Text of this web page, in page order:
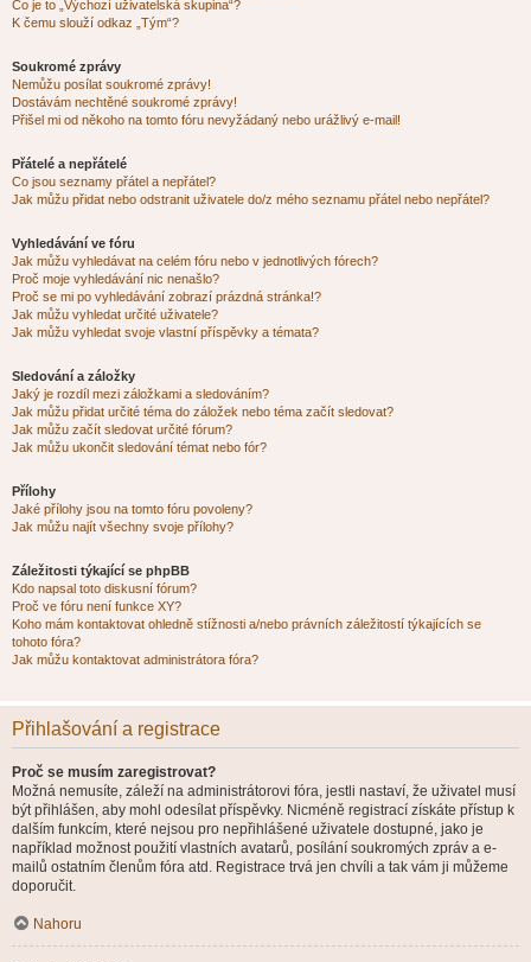
Co je to „Výchozí uživatelská skupina“?
K čemu slouží odkaz „Tým“?
Soukromé zprávy
Nemůžu posílat soukromé zprávy!
Dostávám nechtěné soukromé zprávy!
Přišel mi od někoho na tomto fóru nevyžádaný nebo urážlivý e-mail!
Přátelé a nepřátelé
Co jsou seznamy přátel a nepřátel?
Jak můžu přidat nebo odstranit uživatele do/z mého seznamu přátel nebo nepřátel?
Vyhledávání ve fóru
Jak můžu vyhledávat na celém fóru nebo v jednotlivých fórech?
Proč moje vyhledávání nic nenašlo?
Proč se mi po vyhledávání zobrazí prázdná stránka!?
Jak můžu vyhledat určité uživatele?
Jak můžu vyhledat svoje vlastní příspěvky a témata?
Sledování a záložky
Jaký je rozdíl mezi záložkami a sledováním?
Jak můžu přidat určité téma do záložek nebo téma začít sledovat?
Jak můžu začít sledovat určité fórum?
Jak můžu ukončit sledování témat nebo fór?
Přílohy
Jaké přílohy jsou na tomto fóru povoleny?
Jak můžu najít všechny svoje přílohy?
Záležitosti týkající se phpBB
Kdo napsal toto diskusní fórum?
Proč ve fóru není funkce XY?
Koho mám kontaktovat ohledně stížnosti a/nebo právních záležitostí týkajících se
tohoto fóra?
Jak můžu kontaktovat administrátora fóra?
Přihlašování a registrace
Proč se musím zaregistrovat?
Možná nemusíte, záleží na administrátorovi fóra, jestli nastaví, že uživatel musí
být přihlášen, aby mohl odesílat příspěvky. Nicméně registrací získáte přístup k
dalším funkcím, které nejsou pro nepřihlášené uživatele dostupné, jako je
například možnost použití vlastních avatarů, posílání soukromých zpráv a e-
mailů ostatním členům fóra atd. Registrace trvá jen chvíli a tak vám ji můžeme
doporučit.
Nahoru